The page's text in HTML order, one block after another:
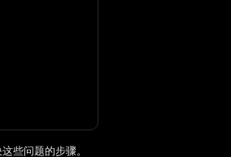
些问题的步骤。